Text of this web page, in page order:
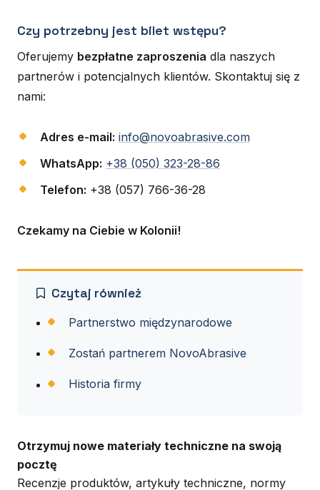
Czy potrzebny jest bilet wstępu?
Oferujemy bezpłatne zaproszenia dla naszych
partnerów i potencjalnych klientów. Skontaktuj się z
nami:
Adres e-mail: info@novoabrasive.com
WhatsApp: +38 (050) 323-28-86
Telefon: +38 (057) 766-36-28
Czekamy na Ciebie w Kolonii!
Czytaj również
Partnerstwo międzynarodowe
Zostań partnerem NovoAbrasive
Historia firmy
Otrzymuj nowe materiały techniczne na swoją
pocztę
Recenzje produktów, artykuły techniczne, normy